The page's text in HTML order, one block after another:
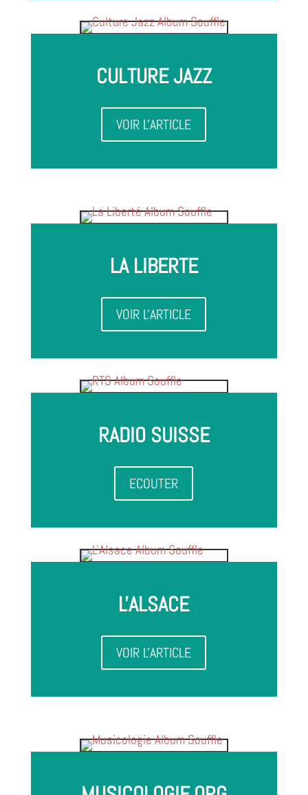
CULTURE JAZZ
VOIR L'ARTICLE
LA LIBERTE
VOIR L'ARTICLE
RADIO SUISSE
ECOUTER
L'ALSACE
VOIR L'ARTICLE